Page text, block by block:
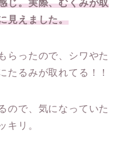
じ。実際、むくみが取
見えました。
らったので、シワやた
たるみが取れてる！！
ので、気になっていた
キリ。